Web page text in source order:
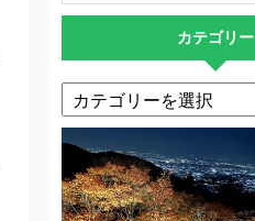
カテゴリー